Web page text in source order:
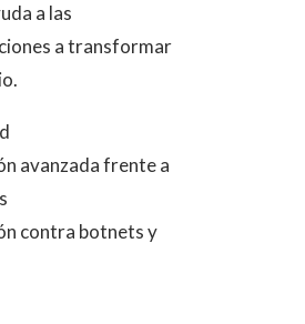
a las
a transformar
avanzada frente a
contra botnets y